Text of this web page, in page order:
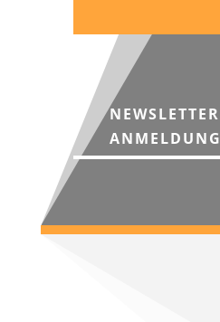
NEWSLETTER
ANMELDUNG